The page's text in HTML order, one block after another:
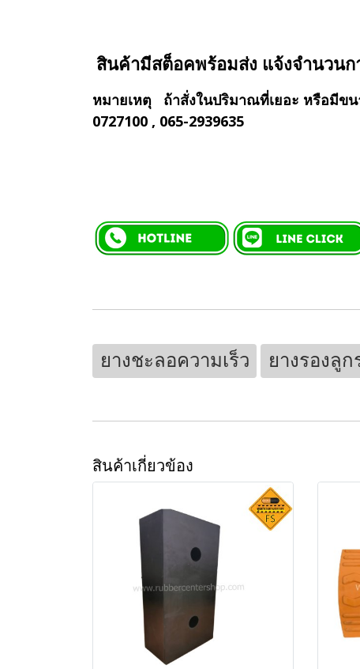
สินค้ามีสต็อคพร้อมส่ง แจ้งจำนวนก
หมายเหตุ ถ้าสั่งในปริมาณที่เยอะ หรือมีข
0727100 , 065-2939635
ยางชะลอความเร็ว ยางรองลูก
สินค้าเกี่ยวข้อง